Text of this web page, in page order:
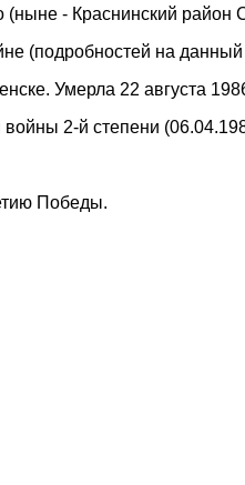
(ныне - Краснинский район
(подробностей на
Умерла 22 августа
2-й степени
Победы.